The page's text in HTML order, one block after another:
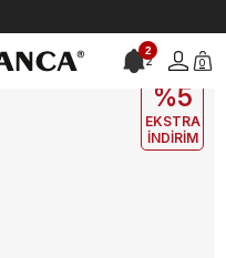
2
2 0
EKLE5
%5
EKSTRA
İNDİRİM